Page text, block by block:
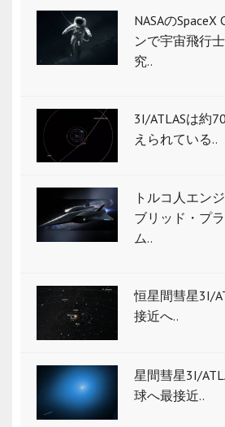
NASAの
ンで宇宙飛行
究..
3I/ATLASは約
えられている..
トルコ人エン
ブリッド・プ
ム..
恒星間彗星3I/
接近へ..
星間彗星3I/
球へ最接近..